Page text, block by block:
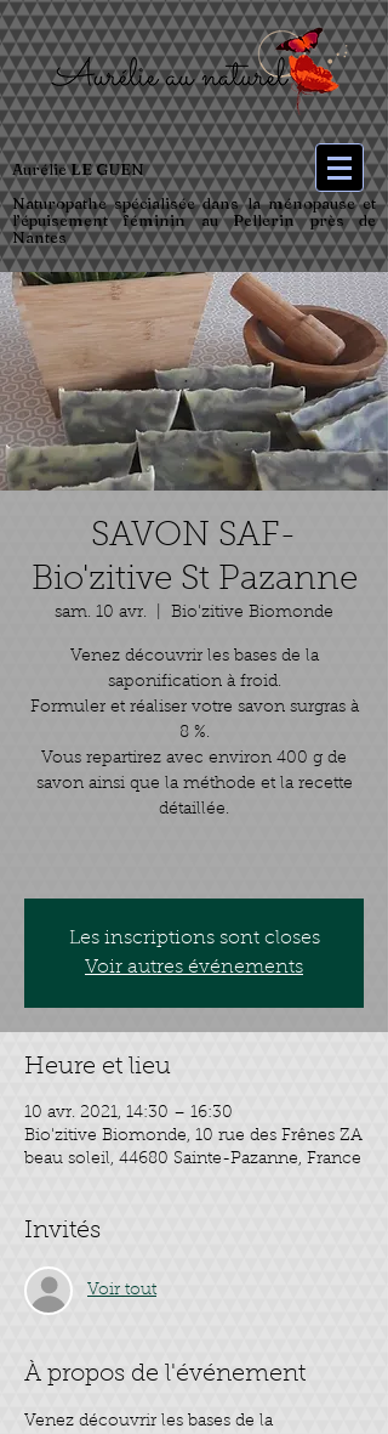
Aurélie LE GUEN
Naturopathe spécialisée dans la ménopause et
l’épuisement féminin au Pellerin près de
Nantes
SAVON SAF-
Bio'zitive St Pazanne
sam. 10 avr. Bio'zitive Biomonde
Venez découvrir les bases de la
saponification à froid.
Formuler et réaliser votre savon surgras à
8 %.
Vous repartirez avec environ 400 g de
savon ainsi que la méthode et la recette
détaillée.
Les inscriptions sont closes
Voir autres événements
Heure et lieu
10 avr. 2021, 14:30 – 16:30
Bio'zitive Biomonde, 10 rue des Frênes ZA
beau soleil, 44680 Sainte-Pazanne, France
Invités
Voir tout
À propos de l'événement
Venez découvrir les bases de la